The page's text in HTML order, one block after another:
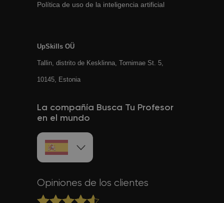
Política de uso de la inteligencia artificial
UpSkills OÜ
Tallin, distrito de Kesklinna, Tornimаe St. 5,
10145, Estonia
La compañía Busca Tu Profesor
en el mundo
Opiniones de los clientes